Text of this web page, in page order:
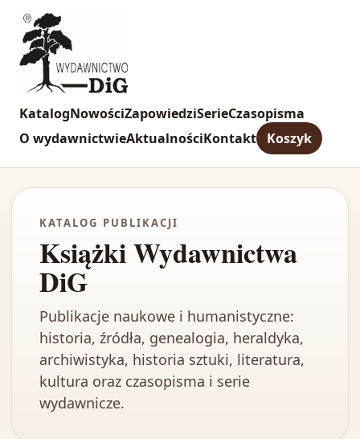
KatalogNowościZapowiedziSerieCzasopisma
O wydawnictwieAktualnościKontakt Koszyk
KATALOG PUBLIKACJI
Książki Wydawnictwa
DiG
Publikacje naukowe i humanistyczne:
historia, źródła, genealogia, heraldyka,
archiwistyka, historia sztuki, literatura,
kultura oraz czasopisma i serie
wydawnicze.